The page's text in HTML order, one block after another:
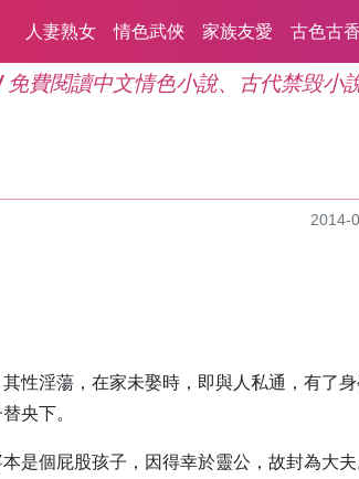
人妻熟女 情色武俠 家族友愛 古色古香
免費閱讀中文情色小說、古代禁毁小
2014-
性淫蕩，在家未娶時，即與人私通，有了身
央下。
是個屁股孩子，因得幸於靈公，故封為大夫